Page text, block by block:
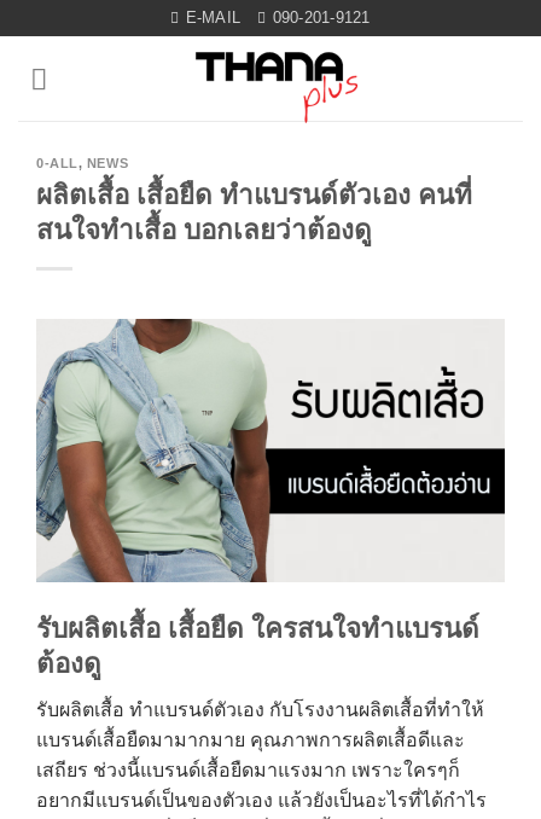
content
E-MAIL 090-201-9121
0-ALL, NEWS
ผลิตเสื้อ เสื้อยืด ทำแบรนด์ตัวเอง คนที่
สนใจทำเสื้อ บอกเลยว่าต้องดู
รับผลิตเสื้อ เสื้อยืด ใครสนใจทำแบรนด์
ต้องดู
รับผลิตเสื้อ ทำแบรนด์ตัวเอง กับโรงงานผลิตเสื้อที่ทำให้
แบรนด์เสื้อยืดมามากมาย คุณภาพการผลิตเสื้อดีและ
เสถียร ช่วงนี้แบรนด์เสื้อยืดมาแรงมาก เพราะใครๆก็
อยากมีแบรนด์เป็นของตัวเอง แล้วยังเป็นอะไรที่ได้กำไร